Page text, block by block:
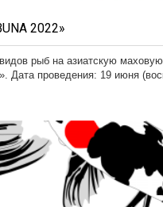
2022»
рыб на азиатскую маховую
Дата проведения: 19 июня